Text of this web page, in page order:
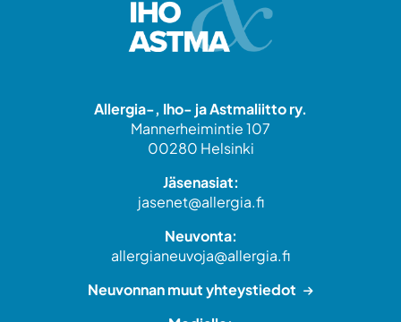
Allergia-, Iho- ja Astmaliitto ry.
Mannerheimintie 107
00280 Helsinki
Jäsenasiat:
jasenet@allergia.fi
Neuvonta:
allergianeuvoja@allergia.fi
Neuvonnan muut yhteystiedot